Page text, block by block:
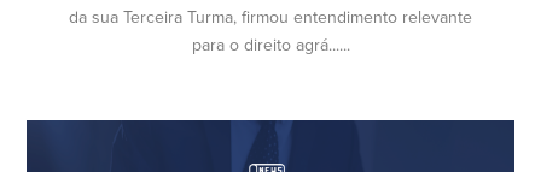
da sua Terceira Turma, firmou entendimento relevante
para o direito agrá......